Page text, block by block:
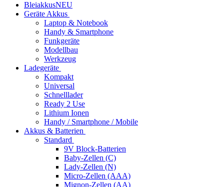
BleiakkusNEU
Geräte Akkus
Laptop & Notebook
Handy & Smartphone
Funkgeräte
Modellbau
Werkzeug
Ladegeräte
Kompakt
Universal
Schnelllader
Ready 2 Use
Lithium Ionen
Handy / Smartphone / Mobile
Akkus & Batterien
Standard
9V Block-Batterien
Baby-Zellen (C)
Lady-Zellen (N)
Micro-Zellen (AAA)
Mignon-Zellen (AA)